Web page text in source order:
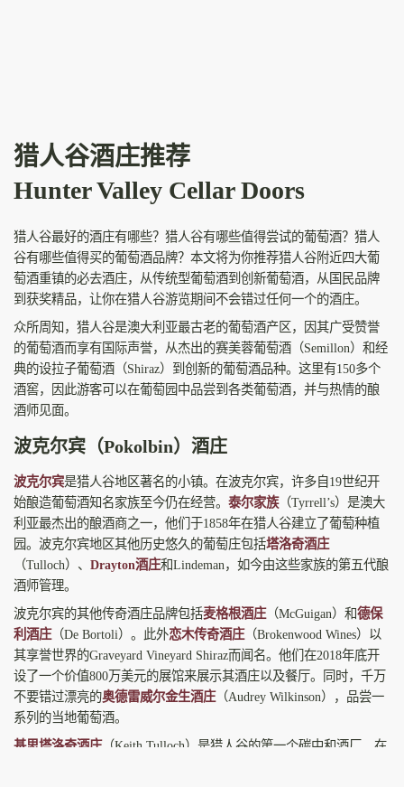
猎人谷酒庄推荐
Hunter Valley Cellar Doors
猎人谷最好的酒庄有哪些？猎人谷有哪些值得尝试的葡萄酒？猎人
谷有哪些值得买的葡萄酒品牌？本文将为你推荐猎人谷附近四大葡
萄酒重镇的必去酒庄，从传统型葡萄酒到创新葡萄酒，从国民品牌
到获奖精品，让你在猎人谷游览期间不会错过任何一个的酒庄。
众所周知，猎人谷是澳大利亚最古老的葡萄酒产区，因其广受赞誉
的葡萄酒而享有国际声誉，从杰出的赛美蓉葡萄酒（Semillon）和经
典的设拉子葡萄酒（Shiraz）到创新的葡萄酒品种。这里有150多个
酒窖，因此游客可以在葡萄园中品尝到各类葡萄酒，并与热情的酿
酒师见面。
波克尔宾（Pokolbin）酒庄
波克尔宾是猎人谷地区著名的小镇。在波克尔宾，许多自19世纪开
始酿造葡萄酒知名家族至今仍在经营。 泰尔家族（Tyrrell’s）是澳大
利亚最杰出的酿酒商之一，他们于1858年在猎人谷建立了葡萄种植
园。波克尔宾地区其他历史悠久的葡萄庄包括塔洛奇酒庄
（Tulloch）、 Drayton酒庄和Lindeman，如今由这些家族的第五代酿
酒师管理。
波克尔宾的其他传奇酒庄品牌包括麦格根酒庄（McGuigan）和德保
利酒庄（De Bortoli）。此外恋木传奇酒庄（Brokenwood Wines）以
其享誉世界的Graveyard Vineyard Shiraz而闻名。他们在2018年底开
设了一个价值800万美元的展馆来展示其酒庄以及餐厅。同时，千万
不要错过漂亮的奥德雷威尔金生酒庄（Audrey Wilkinson），品尝一
系列的当地葡萄酒。
基思塔洛奇酒庄（Keith Tulloch）是猎人谷的第一个碳中和酒厂。在